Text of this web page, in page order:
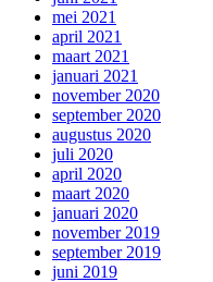
mei 2021
april 2021
maart 2021
januari 2021
november 2020
september 2020
augustus 2020
juli 2020
april 2020
maart 2020
januari 2020
november 2019
september 2019
juni 2019